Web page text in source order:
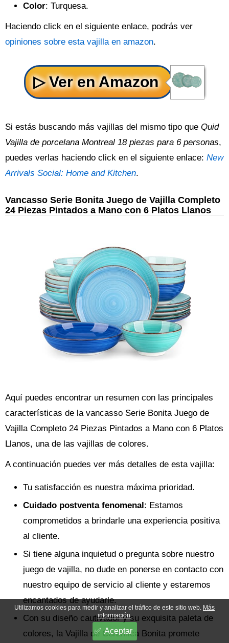
Color: Turquesa.
Haciendo click en el siguiente enlace, podrás ver
opiniones sobre esta vajilla en amazon.
Si estás buscando más vajillas del mismo tipo que Quid
Vajilla de porcelana Montreal 18 piezas para 6 personas,
puedes verlas haciendo click en el siguiente enlace: New
Arrivals Social: Home and Kitchen.
Vancasso Serie Bonita Juego de Vajilla Completo
24 Piezas Pintados a Mano con 6 Platos Llanos
Aquí puedes encontrar un resumen con las principales
características de la vancasso Serie Bonita Juego de
Vajilla Completo 24 Piezas Pintados a Mano con 6 Platos
Llanos, una de las vajillas de colores.
A continuación puedes ver más detalles de esta vajilla:
Tu satisfacción es nuestra máxima prioridad.
Cuidado postventa fenomenal: Estamos
comprometidos a brindarle una experiencia positiva
al cliente.
Si tiene alguna inquietud o pregunta sobre nuestro
juego de vajilla, no dude en ponerse en contacto con
nuestro equipo de servicio al cliente y estaremos
encantados de ayudarle.
Con su diseño cautivador y su exquisita paleta de
colores, la Vajilla de Cerámica Bonita promete
Utilizamos cookies para medir y analizar el tráfico de este sitio web. Más
información.
Aceptar